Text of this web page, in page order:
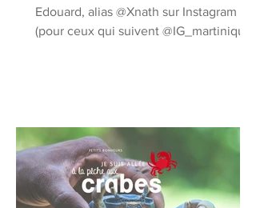
Edouard, alias @Xnath sur Instagram
(pour ceux qui suivent @IG_martinique